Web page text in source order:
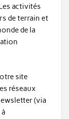
activités
de terrain et
de la
site
réseaux
(via